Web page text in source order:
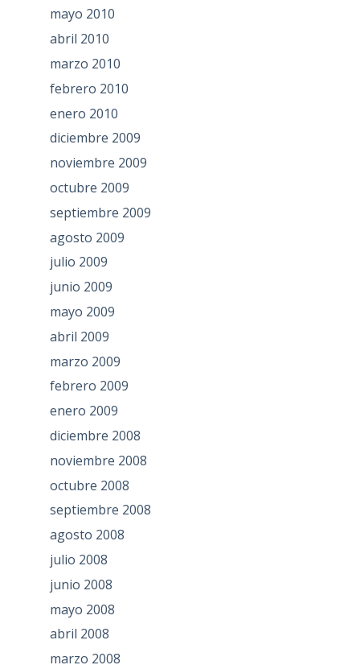
mayo 2010
abril 2010
marzo 2010
febrero 2010
enero 2010
diciembre 2009
noviembre 2009
octubre 2009
septiembre 2009
agosto 2009
julio 2009
junio 2009
mayo 2009
abril 2009
marzo 2009
febrero 2009
enero 2009
diciembre 2008
noviembre 2008
octubre 2008
septiembre 2008
agosto 2008
julio 2008
junio 2008
mayo 2008
abril 2008
marzo 2008